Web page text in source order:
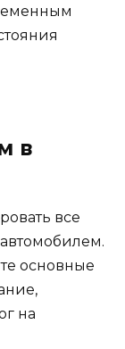
в
все
основные
на